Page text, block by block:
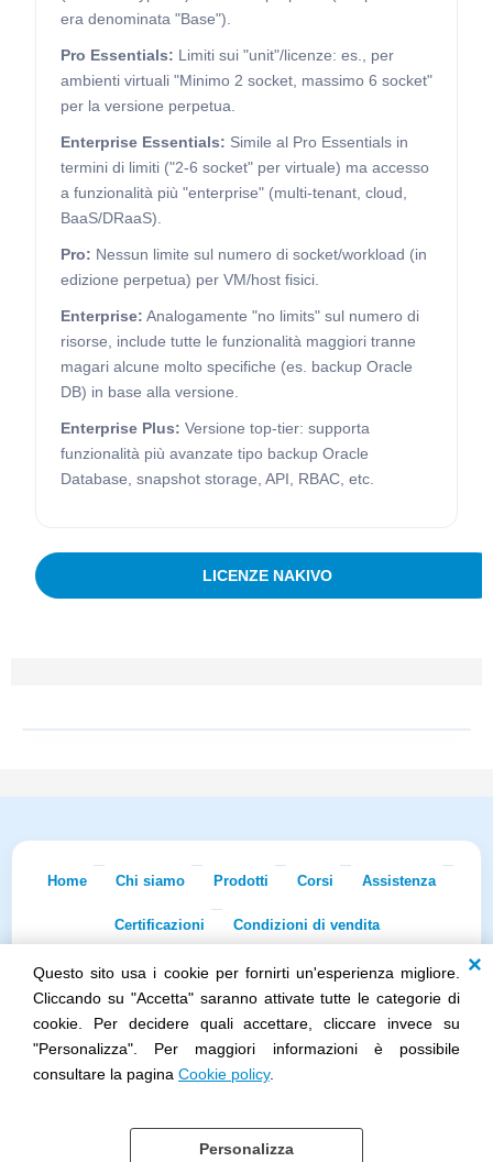
Questo sito usa i cookie per fornirti un'esperienza migliore.
Cliccando su "Accetta" saranno attivate tutte le categorie di
cookie. Per decidere quali accettare, cliccare invece su
"Personalizza". Per maggiori informazioni è possibile
consultare la pagina Cookie policy.
Personalizza
era denominata "Base").
Pro Essentials: Limiti sui "unit"/licenze: es., per
ambienti virtuali "Minimo 2 socket, massimo 6 socket"
per la versione perpetua.
Enterprise Essentials: Simile al Pro Essentials in
termini di limiti ("2-6 socket" per virtuale) ma accesso
a funzionalità più "enterprise" (multi-tenant, cloud,
BaaS/DRaaS).
Pro: Nessun limite sul numero di socket/workload (in
edizione perpetua) per VM/host fisici.
Enterprise: Analogamente "no limits" sul numero di
risorse, include tutte le funzionalità maggiori tranne
magari alcune molto specifiche (es. backup Oracle
DB) in base alla versione.
Enterprise Plus: Versione top-tier: supporta
funzionalità più avanzate tipo backup Oracle
Database, snapshot storage, API, RBAC, etc.
LICENZE NAKIVO
Home Chi siamo Prodotti Corsi Assistenza
Certificazioni Condizioni di vendita
Econnet s.r.l. · Sede Legale: Via Dei Lapidari 20/B · 40129 Bologna · Tel.
051/5873322· Fax 051/7456973 · iscr. REA BO-0481011 · P.IVA
Società soggetta all'attività di direzione e coordinamento di Skillworks
Holding s.r.l. · Sede Legale: Via Vittorio Emanuele II 28 · Roncadelle (BS)
- C.F. 04151440981